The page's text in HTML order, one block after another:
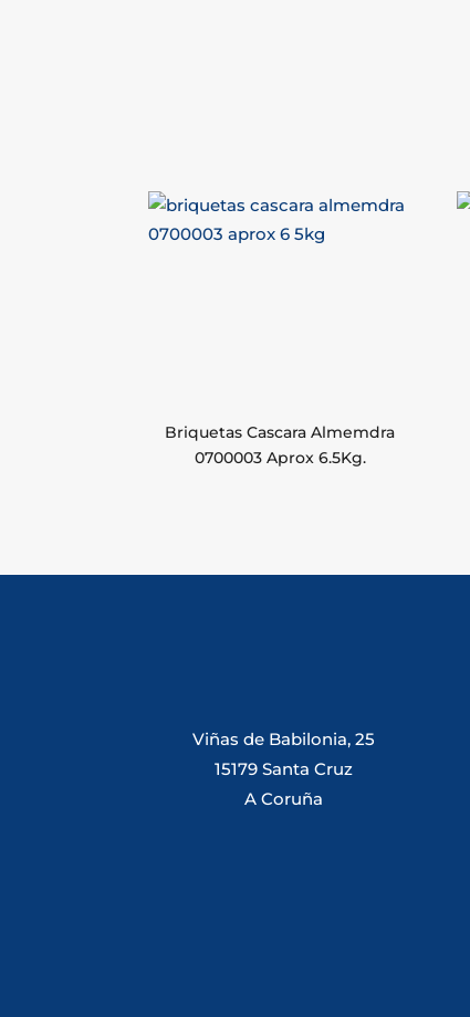
Briquetas Cascara Almemdra
0700003 Aprox 6.5Kg.
Viñas de Babilonia, 25
15179 Santa Cruz
A Coruña